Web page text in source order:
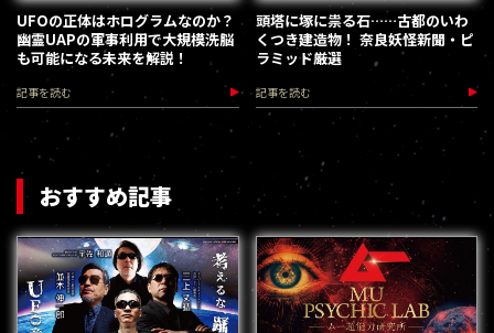
UFOの正体はホログラムなのか？
幽霊UAPの軍事利用で大規模洗脳
も可能になる未来を解説！
記事を読む
頭塔に塚に祟る石……古都のいわ
くつき建造物！ 奈良妖怪新聞・ピ
ラミッド厳選
記事を読む
おすすめ記事